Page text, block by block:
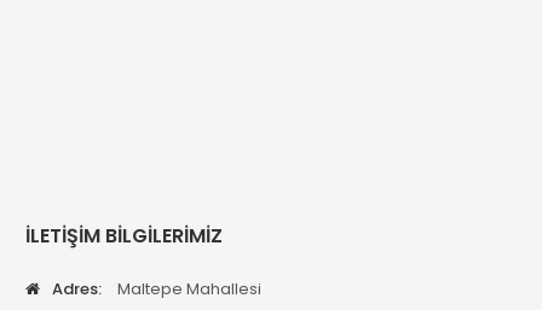
İLETİŞİM BİLGİLERİMİZ
Adres:
Maltepe Mahallesi